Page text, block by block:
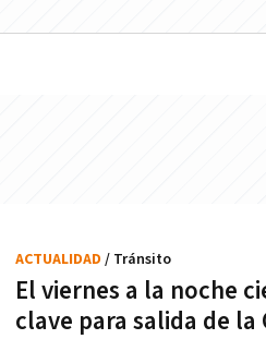
El viernes a la noche
clave para salida de la
ACTUALIDAD / Tránsito